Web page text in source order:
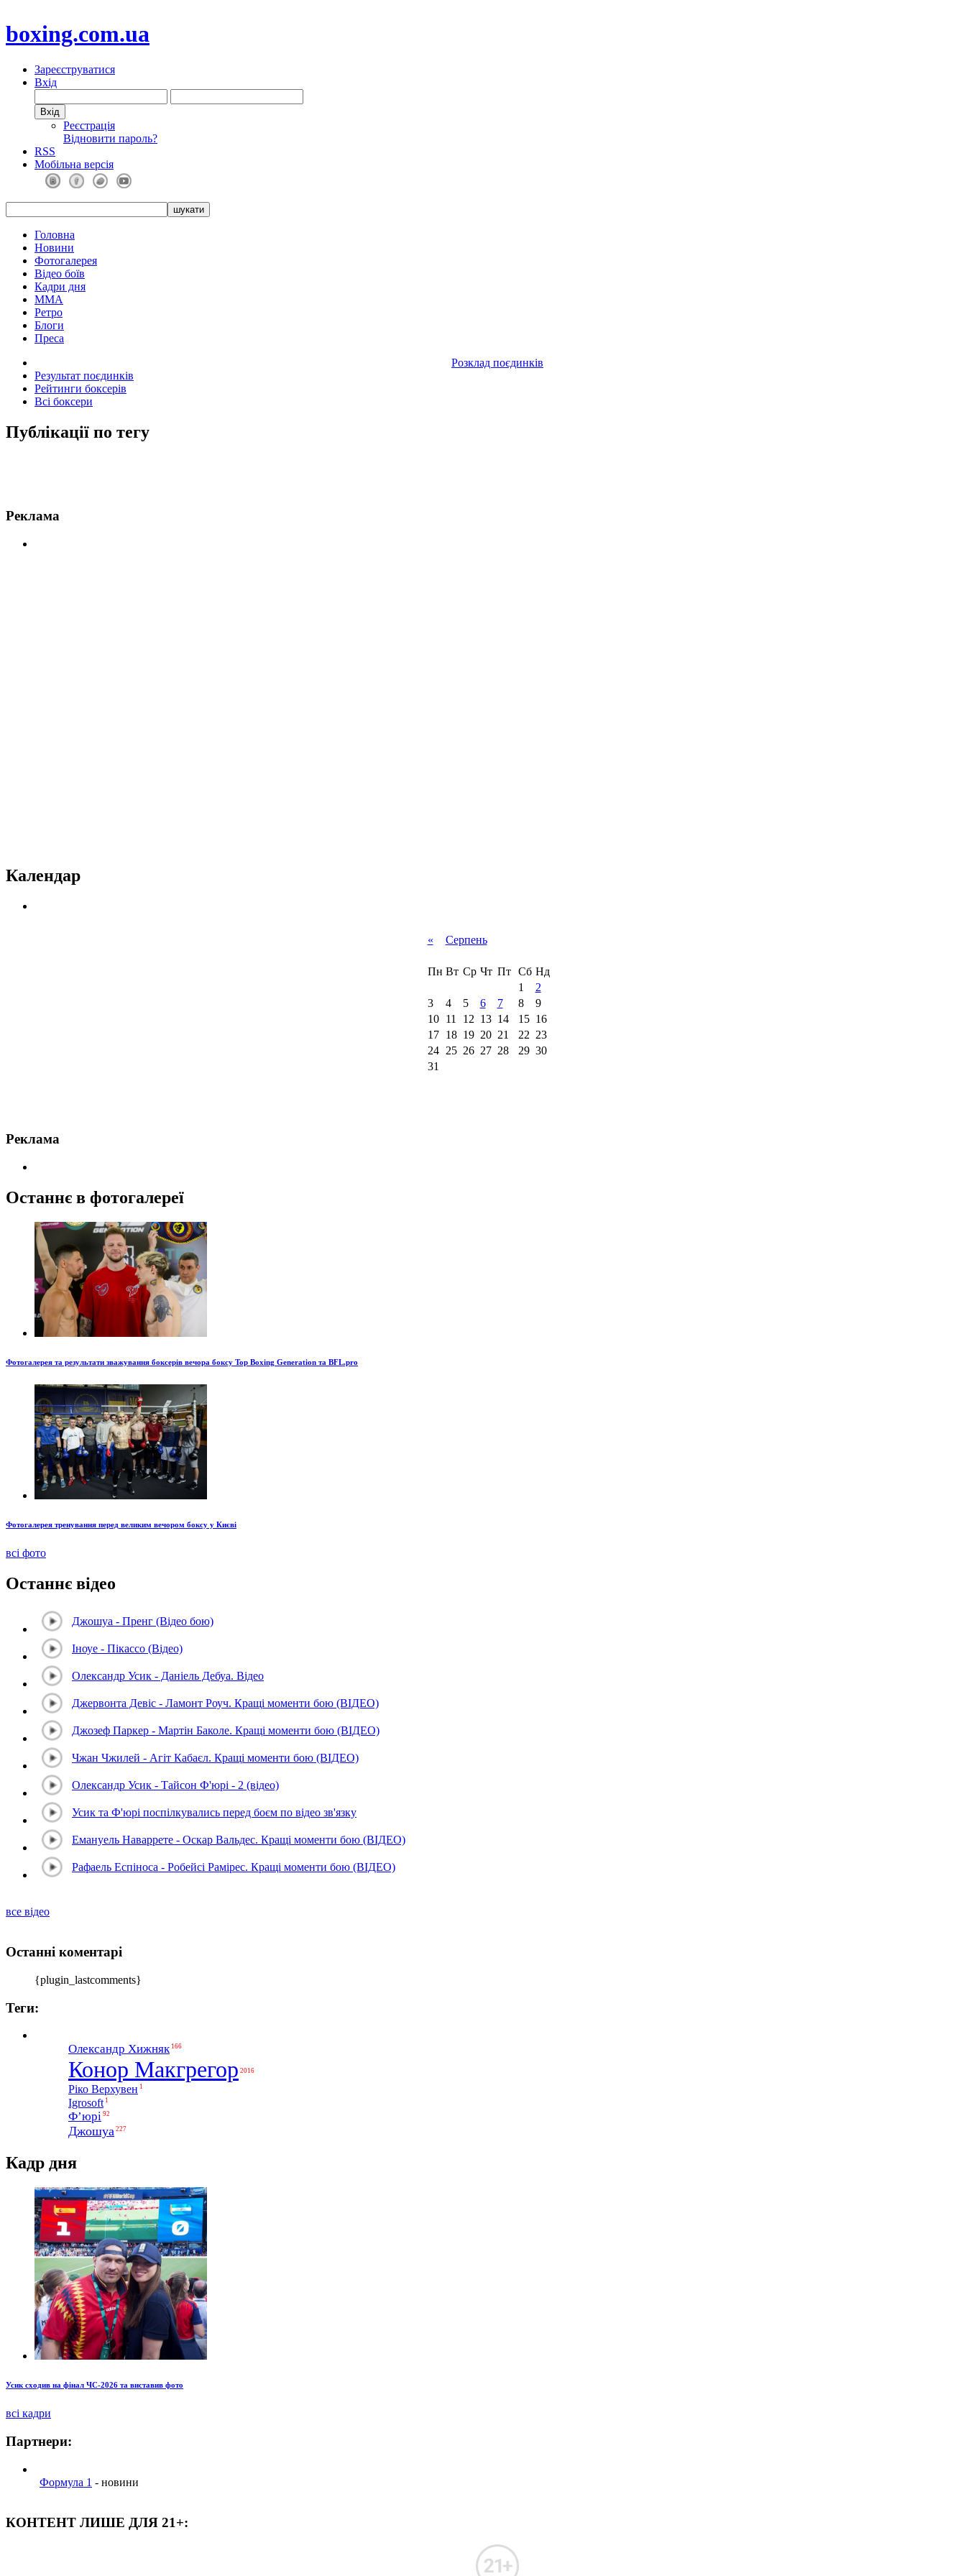
boxing.com.ua
Зареєструватися
Вхід
Реєстрація
Відновити пароль?
RSS
Мобільна версія
Головна
Новини
Фотогалерея
Відео боїв
Кадри дня
ММА
Ретро
Блоги
Преса
Розклад поєдинків
Результат поєдинків
Рейтинги боксерів
Всі боксери
Публікації по тегу
Реклама
Календар
« Серпень
Пн Вт Ср Чт Пт Сб Нд
1
2
3
4 5 6 7 8
9
10
11 12 13 14 15 16
17
18 19 20 21 22 23
24
25 26 27 28 29 30
31
Реклама
Останнє в фотогалереї
Фотогалерея та результати зважування боксерів вечора боксу Top Boxing Generation та BFL.pro
Фотогалерея тренування перед великим вечором боксу у Києві
всі фото
Останнє відео
Джошуа - Пренг (Відео бою)
Іноуе - Пікассо (Відео)
Олександр Усик - Даніель Дебуа. Відео
Джервонта Девіс - Ламонт Роуч. Кращі моменти бою (ВІДЕО)
Джозеф Паркер - Мартін Баколе. Кращі моменти бою (ВІДЕО)
Чжан Чжилей - Агіт Кабаєл. Кращі моменти бою (ВІДЕО)
Олександр Усик - Тайсон Ф'юрі - 2 (відео)
Усик та Ф'юрі поспілкувались перед боєм по відео зв'язку
Емануель Наваррете - Оскар Вальдес. Кращі моменти бою (ВІДЕО)
Рафаель Еспіноса - Робейсі Рамірес. Кращі моменти бою (ВІДЕО)
все відео
Останні коментарі
{plugin_lastcomments}
Теги:
Олександр Хижняк 166
Конор Макгрегор 2016
Ріко Верхувен 1
Igrosoft 1
Ф’юрі 92
Джошуа 227
Кадр дня
Усик сходив на фінал ЧС-2026 та виставив фото
всі кадри
Партнери:
Формула 1 - новини
КОНТЕНТ ЛИШЕ ДЛЯ 21+: